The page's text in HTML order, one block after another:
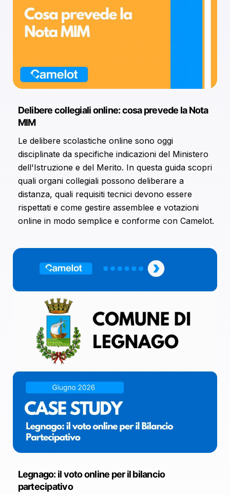
annunci, per fornire funzionalità dei social media e per
analizzare il nostro traffico. Condividiamo inoltre
pubblicità e social media, i quali potrebbero
combinarle con altre informazioni che hai fornito loro o
che hanno raccolto dal tuo utilizzo dei loro servizi.
Delibere collegiali online: cosa prevede la Nota
MIM
Le delibere scolastiche online sono oggi
disciplinate da specifiche indicazioni del Ministero
dell'Istruzione e del Merito. In questa guida scopri
quali organi collegiali possono deliberare a
distanza, quali requisiti tecnici devono essere
rispettati e come gestire assemblee e votazioni
online in modo semplice e conforme con Camelot.
Legnago: il voto online per il bilancio
partecipativo